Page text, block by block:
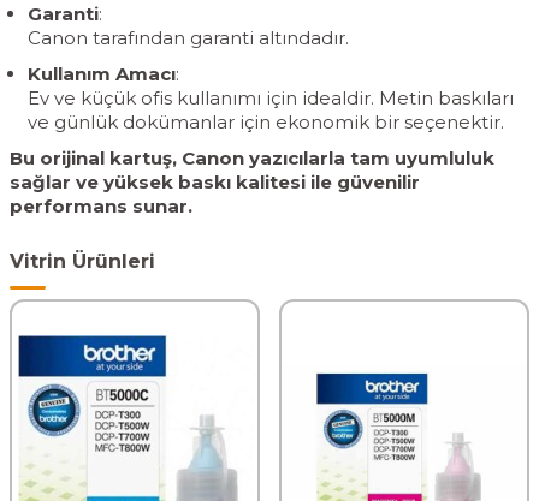
Garanti:
Canon tarafından garanti altındadır.
Kullanım Amacı:
Ev ve küçük ofis kullanımı için idealdir. Metin baskıları
ve günlük dokümanlar için ekonomik bir seçenektir.
Bu orijinal kartuş, Canon yazıcılarla tam uyumluluk
sağlar ve yüksek baskı kalitesi ile güvenilir
performans sunar.
Vitrin Ürünleri